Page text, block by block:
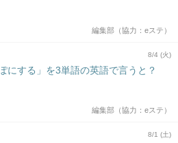
編集部（協力：eステ）
8/4 (火)
にする」を3単語の英語で言うと？
編集部（協力：eステ）
8/1 (土)